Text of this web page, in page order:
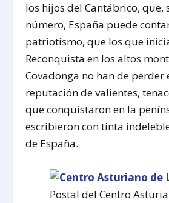
los hijos del Cantábrico, que,
número, España puede
patriotismo, que los que
Reconquista en los altos
Covadonga no han de perder
reputación de valientes,
que conquistaron en la
escribieron con tinta
de España.
Postal del Centro